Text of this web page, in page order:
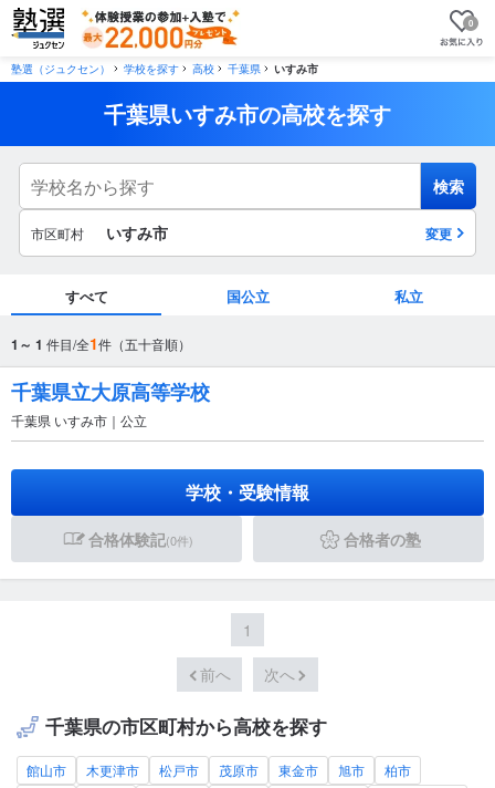
0
塾選（ジュクセン） 学校を探す 高校 千葉県 いすみ市
千葉県いすみ市の高校を探す
検索
市区町村 いすみ市 変更
市区町村
駅・路線から探す
すべて 国公立 私立
1～ 1 件目/全1件（五十音順）
千葉県立大原高等学校
千葉県 いすみ市｜公立
学校・受験情報
合格体験記(0件) 合格者の塾
1
前へ 次へ
千葉県の市区町村から高校を探す
館山市 木更津市 松戸市 茂原市 東金市 旭市
柏市